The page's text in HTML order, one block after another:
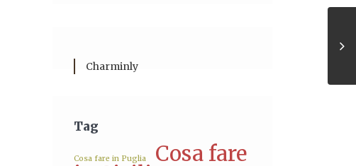
Charminly
Tag
Cosa fare in Puglia Cosa fare